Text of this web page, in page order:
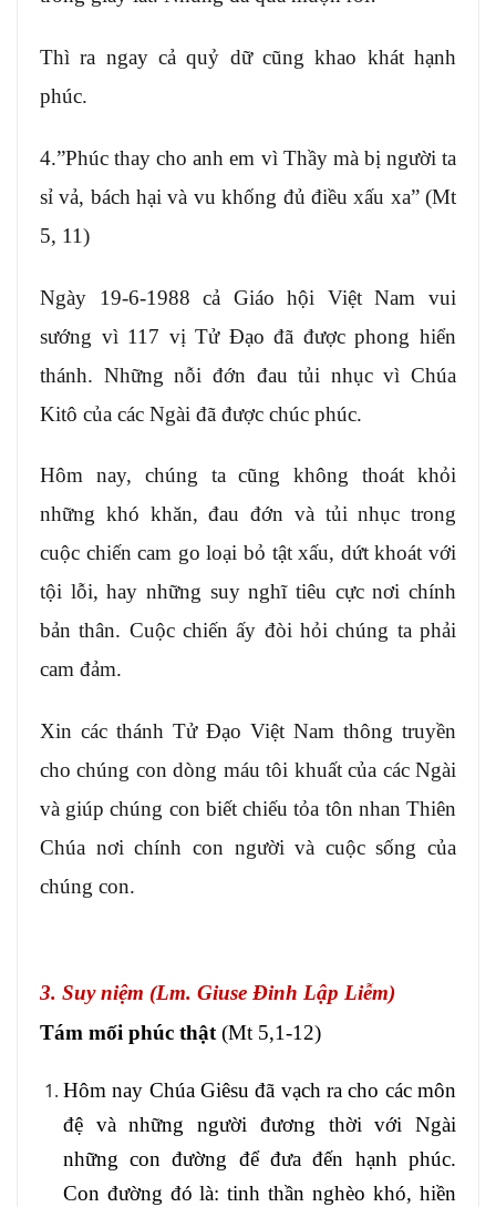
Thì ra ngay cả quỷ dữ cũng khao khát hạnh
phúc.
4.”Phúc thay cho anh em vì Thầy mà bị người ta
sỉ vả, bách hại và vu khống đủ điều xấu xa” (Mt
5, 11)
Ngày 19-6-1988 cả Giáo hội Việt Nam vui
sướng vì 117 vị Tử Đạo đã được phong hiển
thánh. Những nỗi đớn đau tủi nhục vì Chúa
Kitô của các Ngài đã được chúc phúc.
Hôm nay, chúng ta cũng không thoát khỏi
những khó khăn, đau đớn và tủi nhục trong
cuộc chiến cam go loại bỏ tật xấu, dứt khoát với
tội lỗi, hay những suy nghĩ tiêu cực nơi chính
bản thân. Cuộc chiến ấy đòi hỏi chúng ta phải
cam đảm.
Xin các thánh Tử Đạo Việt Nam thông truyền
cho chúng con dòng máu tôi khuất của các Ngài
và giúp chúng con biết chiếu tỏa tôn nhan Thiên
Chúa nơi chính con người và cuộc sống của
chúng con.
3. Suy niệm (Lm. Giuse Đinh Lập Liễm)
Tám mối phúc thật(Mt 5,1-12)
Hôm nay Chúa Giêsu đã vạch ra cho các môn
đệ và những người đương thời với Ngài
những con đường để đưa đến hạnh phúc.
Con đường đó là: tinh thần nghèo khó, hiền